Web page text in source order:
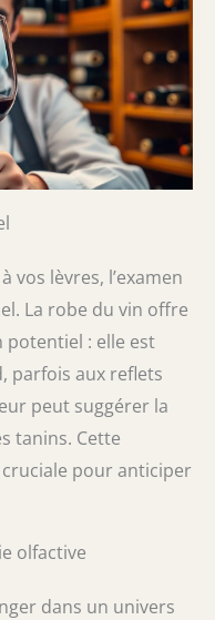
vos lèvres, l’examen
La robe du vin offre
: elle est
parfois aux reflets
peut suggérer la
tanins. Cette
pour anticiper
olfactive
dans un univers